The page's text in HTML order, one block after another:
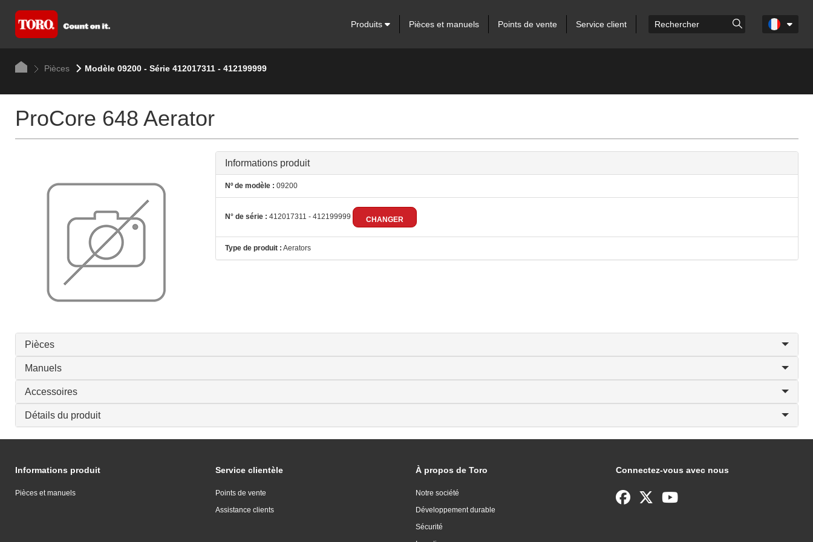
Produits Pièces et manuels Points de vente Service client
Pièces Modèle 09200 - Série 412017311 - 412199999
ProCore 648 Aerator
Informations produit
Nº de modèle : 09200
N° de série : 412017311 - 412199999 CHANGER
Type de produit : Aerators
Pièces
Manuels
Accessoires
Détails du produit
Informations produit
Pièces et manuels
Service clientèle
Points de vente
Assistance clients
À propos de Toro
Notre société
Développement durable
Sécurité
Connectez-vous avec nous